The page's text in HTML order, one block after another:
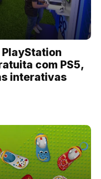
com PS5,
interativas